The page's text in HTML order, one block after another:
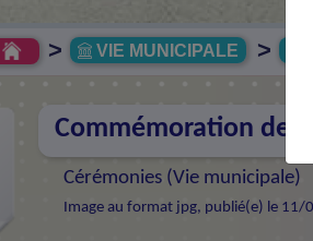
> VIE MUNICIPALE >
Commémoration de
Cérémonies (Vie municipale)
Image au format jpg, publié(e) le